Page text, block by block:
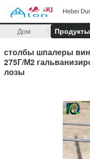
Hebei
Дом Продукты
столбы шпалеры
275Г/М2
лозы